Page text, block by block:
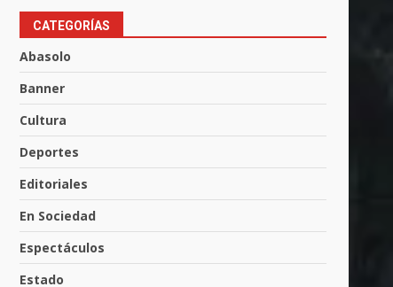
CATEGORÍAS
Abasolo
Banner
Cultura
Deportes
Editoriales
En Sociedad
Espectáculos
Estado
3
unidades
resiste al paso del tiempo